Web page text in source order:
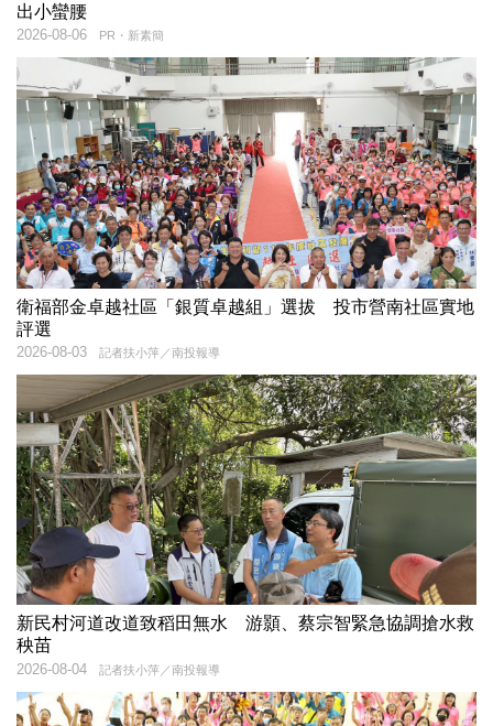
出小蠻腰
PR・新素簡
2026-08-06
衛福部金卓越社區「銀質卓越組」選拔 投市營南社區實地
評選
記者扶小萍／南投報導
2026-08-03
新民村河道改道致稻田無水 游顥、蔡宗智緊急協調搶水救
秧苗
記者扶小萍／南投報導
2026-08-04